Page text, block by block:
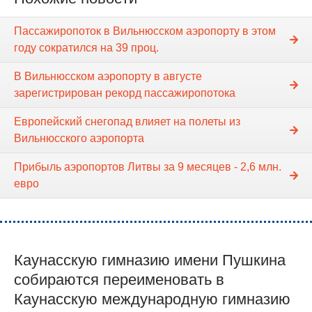
Пассажиропоток в Вильнюсском аэропорту в этом
году сократился на 39 проц.
В Вильнюсском аэропорту в августе
зарегистрирован рекорд пассажиропотока
Европейский снегопад влияет на полеты из
Вильнюсского аэропорта
Прибыль аэропортов Литвы за 9 месяцев - 2,6 млн.
евро
Каунасскую гимназию имени Пушкина
собираются переименовать в
Каунасскую международную гимназию